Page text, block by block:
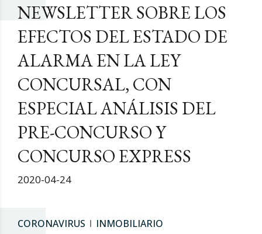
NEWSLETTER SOBRE LOS
EFECTOS DEL ESTADO DE
ALARMA EN LA LEY
CONCURSAL, CON
ESPECIAL ANÁLISIS DEL
PRE-CONCURSO Y
CONCURSO EXPRESS
2020-04-24
CORONAVIRUS INMOBILIARIO